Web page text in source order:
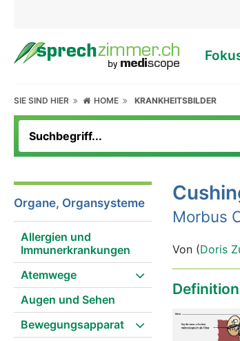
SIE SIND HIER HOME KRANKHEITSBILDER
Organe, Organsysteme
Allergien und
Immunerkrankungen
Atemwege
Augen und Sehen
Bewegungsapparat
Morbus
Von (Doris
Definition